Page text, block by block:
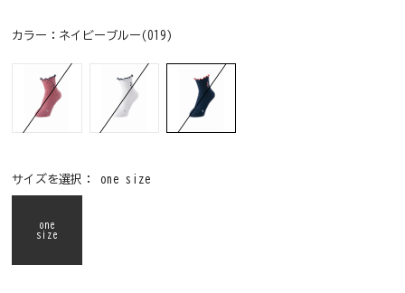
カラー： ネイビーブルー(019)
サイズを選択：one size
one
size